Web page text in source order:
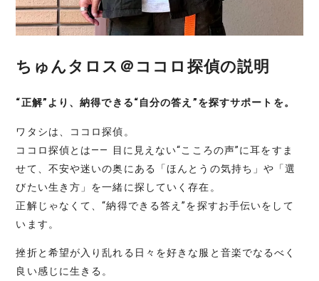
ちゅんタロス＠ココロ探偵の説明
“正解”より、納得できる“自分の答え”を探すサポートを。
ワタシは、ココロ探偵。
ココロ探偵とは―― 目に見えない“こころの声”に耳をすま
せて、不安や迷いの奥にある「ほんとうの気持ち」や「選
びたい生き方」を一緒に探していく存在。
正解じゃなくて、“納得できる答え”を探すお手伝いをして
います。
挫折と希望が入り乱れる日々を好きな服と音楽でなるべく
良い感じに生きる。